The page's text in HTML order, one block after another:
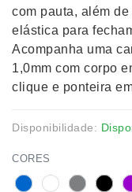
com pauta, além
elástica para
Acompanha uma
1,0mm com corpo
clique e ponteira
Disponibilidade:
CORES